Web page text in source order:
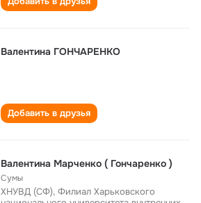
Валентина ГОНЧАРЕНКО
Добавить в друзья
Валентина Марченко ( Гончаренко )
Сумы
ХНУВД (СФ), Филиал Харьковского